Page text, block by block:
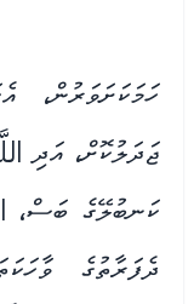
ހަމަކަށަވަރުން،
ޖަދަލުކޮށް، އަދި
ކަނބުލޭގެ ބަސް،
ދެފަރާތުގެ